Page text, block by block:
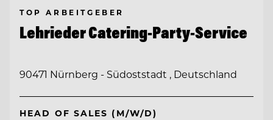
TOP ARBEITGEBER
Lehrieder Catering-Party-Service
90471 Nürnberg - Südoststadt , Deutschland
HEAD OF SALES (M/W/D)